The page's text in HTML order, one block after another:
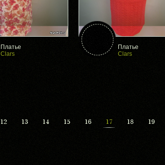
Платье
Clars
Платье
Clars
12 13 14 15 16 17 18 19